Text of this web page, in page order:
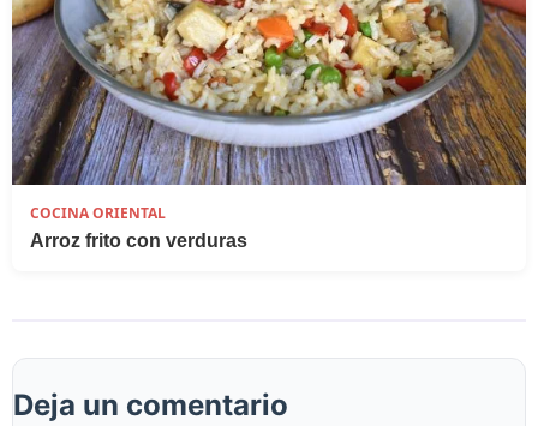
COCINA ORIENTAL
Arroz frito con verduras
Deja un comentario